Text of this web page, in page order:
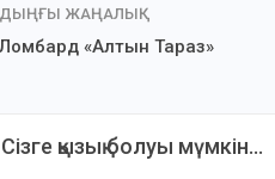
ЖАҢАЛЫҚ
«Алтын Тараз»
Сізге қызық болуы мүмкін...